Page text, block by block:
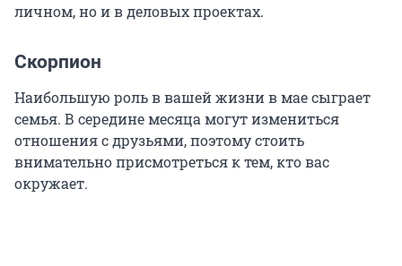
личном, но и в деловых проектах.
Скорпион
Наибольшую роль в вашей жизни в мае сыграет
семья. В середине месяца могут измениться
отношения с друзьями, поэтому стоить
внимательно присмотреться к тем, кто вас
окружает.